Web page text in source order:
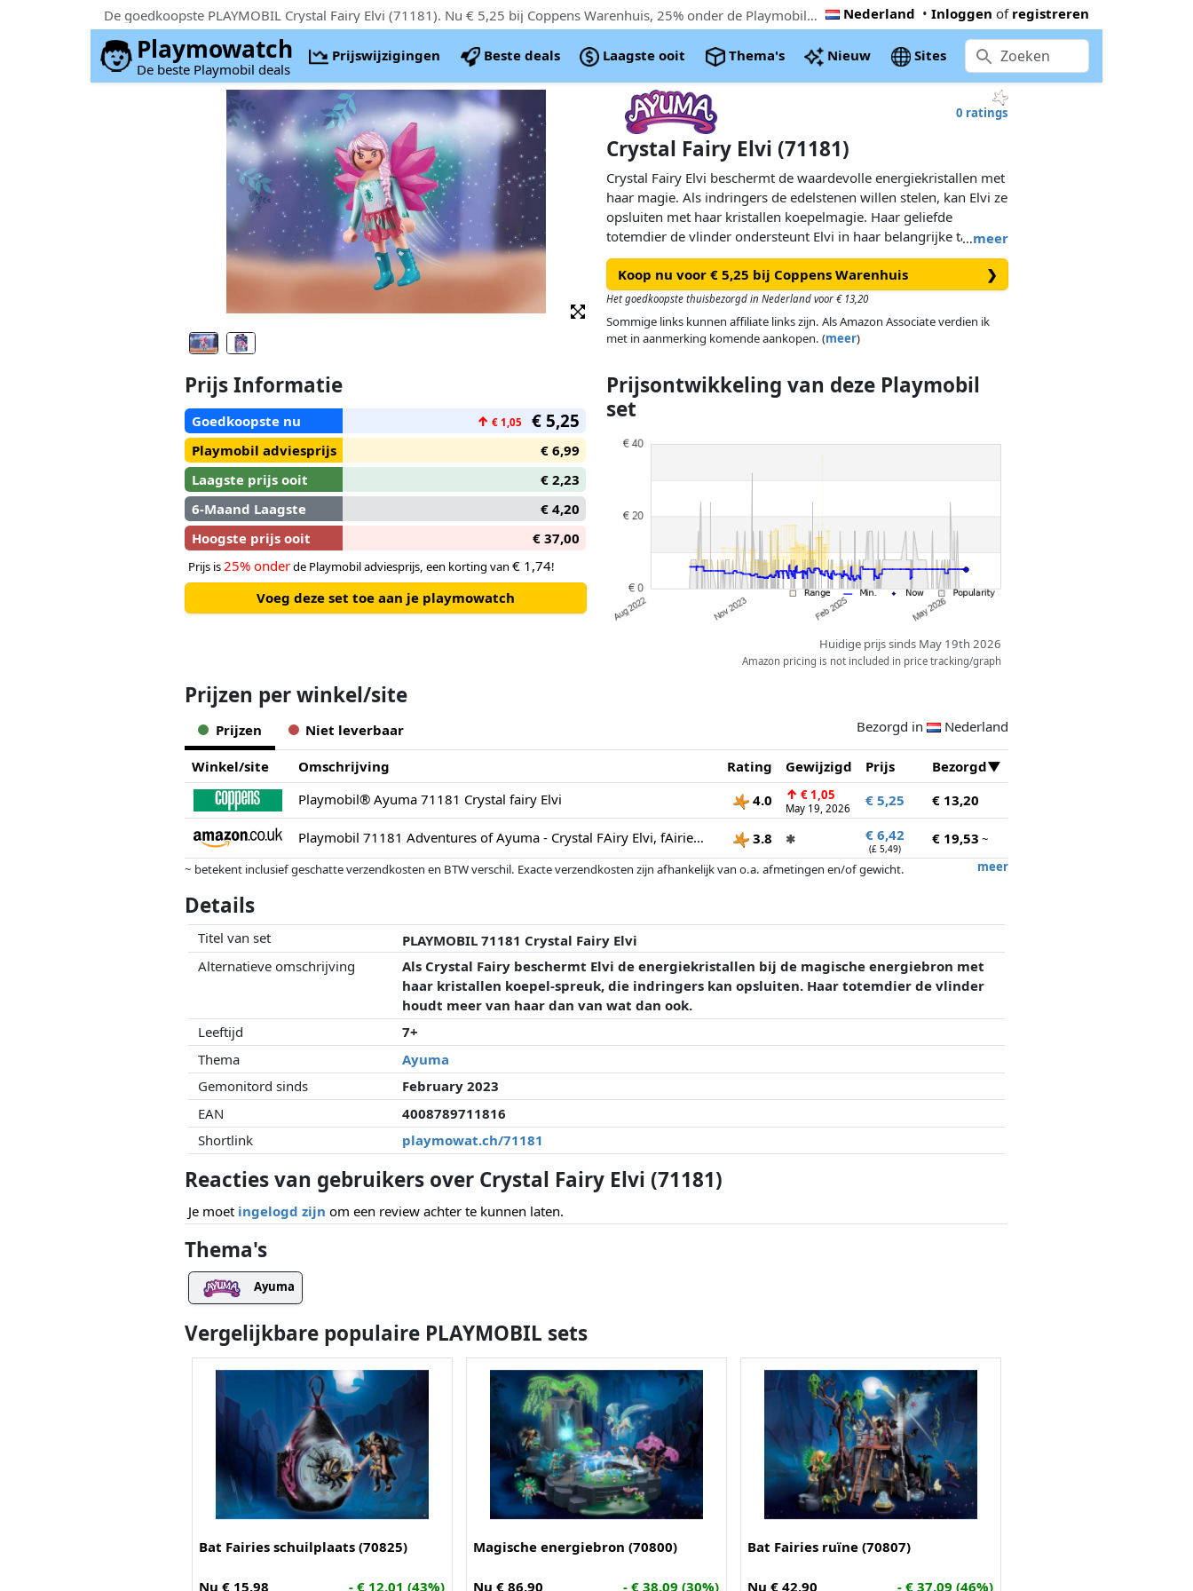
De goedkoopste PLAYMOBIL Crystal Fairy Elvi (71181). Nu € 5,25 bij Coppens Warenhuis, 25% onder de Playmobil adviesprijs Nederland • Inloggen of registreren
Playmowatch
De beste Playmobil deals
Prijswijzigingen Beste deals Laagste ooit Thema's Nieuw Sites
0 ratings
Crystal Fairy Elvi (71181)
…meer
Crystal Fairy Elvi beschermt de waardevolle energiekristallen met
haar magie. Als indringers de edelstenen willen stelen, kan Elvi ze
opsluiten met haar kristallen koepelmagie. Haar geliefde
totemdier de vlinder ondersteunt Elvi in ​​haar belangrijke taak.
Met liefdevolle karakters , magische verhalen en geweldige
effecten. Fantastisch plezier voor kinderen vanaf 7 jaar. Het
feeënspeelgoed bestaat uit Crystal Fairy Elvi en een paar clip-on
feeënvleugels. Ook inbegrepen in de set zijn stickers en een
ruilkaart met een cool regenboogeffect.
Koop nu voor € 5,25 bij Coppens Warenhuis ❯
Het goedkoopste thuisbezorgd in Nederland voor € 13,20
Sommige links kunnen affiliate links zijn. Als Amazon Associate verdien ik
met in aanmerking komende aankopen. (meer)
Prijs Informatie
Goedkoopste nu ↑ € 1,05 € 5,25
Playmobil adviesprijs
€ 6,99
Laagste prijs ooit
€ 2,23
6-Maand Laagste
€ 4,20
Hoogste prijs ooit
€ 37,00
Prijs is 25% onderde Playmobil adviesprijs, een korting van € 1,74!
Voeg deze set toe aan je playmowatch
Prijsontwikkeling van deze Playmobil
set
Huidige prijs sinds May 19th 2026
Amazon pricing is not included in price tracking/graph
Prijzen per winkel/site
Prijzen Niet leverbaar Bezorgd in Nederland
Winkel/site Omschrijving Rating Gewijzigd Prijs
Bezorgd
Playmobil® Ayuma 71181 Crystal fairy Elvi
4.0 ↑ € 1,05
May 19, 2026 € 5,25 € 13,20
Playmobil 71181 Adventures of Ayuma - Crystal FAiry Elvi, fAiries, Mystical Adventures, Fun Imaginative Role-Play, Playset Suitable for Children Ages 7+ 3.8 ✱ € 6,42
(£ 5,49)
€ 19,53 ~
meer
~ betekent inclusief geschatte verzendkosten en BTW verschil. Exacte verzendkosten zijn afhankelijk van o.a. afmetingen en/of gewicht.
geen enkele invoed op. Alleen bij gelijke prijzen kunnen historische prestaties de volgorde beïnvloeden.
Details
Titel van set
PLAYMOBIL 71181 Crystal Fairy Elvi
Alternatieve omschrijving
Als Crystal Fairy beschermt Elvi de energiekristallen bij de magische energiebron met
haar kristallen koepel-spreuk, die indringers kan opsluiten. Haar totemdier de vlinder
houdt meer van haar dan van wat dan ook.
Leeftijd
7+
Thema
Ayuma
Gemonitord sinds
February 2023
EAN
4008789711816
Shortlink
playmowat.ch/71181
Reacties van gebruikers over Crystal Fairy Elvi (71181)
Je moet ingelogd zijn om een review achter te kunnen laten.
Thema's
Ayuma
Vergelijkbare populaire PLAYMOBIL sets
Bat Fairies schuilplaats (70825)
Nu € 15,98 - € 12,01 (43%)
Magische energiebron (70800)
Nu € 86,90 - € 38,09 (30%)
Bat Fairies ruïne (70807)
Nu € 42,90 - € 37,09 (46%)